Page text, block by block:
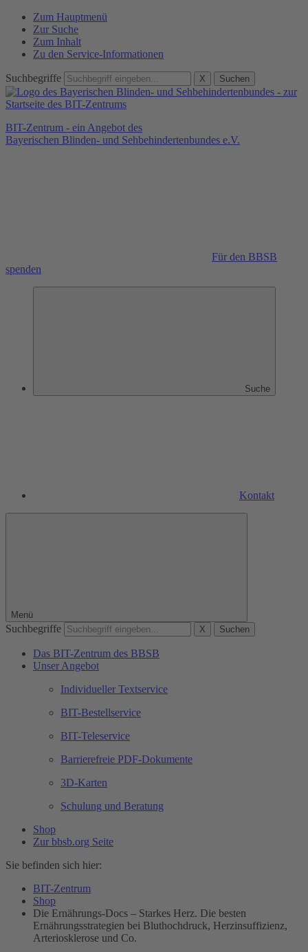
Zum Hauptmenü
Zur Suche
Zum Inhalt
Zu den Service-Informationen
Suchbegriffe X Suchen
BIT-Zentrum - ein Angebot des
Bayerischen Blinden- und Sehbehindertenbundes e.V.
Für den BBSB
spenden
Suche
Kontakt
Menü
Suchbegriffe X Suchen
Das BIT-Zentrum des BBSB
Unser Angebot
Individueller Textservice
BIT-Bestellservice
BIT-Teleservice
Barrierefreie PDF-Dokumente
3D-Karten
Schulung und Beratung
Shop
Zur bbsb.org Seite
Sie befinden sich hier:
BIT-Zentrum
Shop
Die Ernährungs-Docs – Starkes Herz. Die besten
Ernährungsstrategien bei Bluthochdruck, Herzinsuffizienz,
Arteriosklerose und Co.